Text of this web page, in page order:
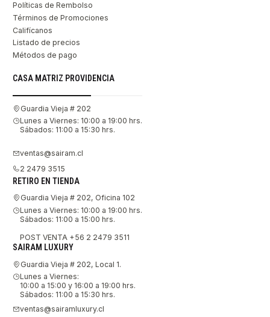
Políticas de Rembolso
Términos de Promociones
Califícanos
Listado de precios
Métodos de pago
CASA MATRIZ PROVIDENCIA
Guardia Vieja # 202
Lunes a Viernes: 10:00 a 19:00 hrs.
Sábados: 11:00 a 15:30 hrs.
ventas@sairam.cl
2 2479 3515
RETIRO EN TIENDA
Guardia Vieja # 202, Oficina 102
Lunes a Viernes: 10:00 a 19:00 hrs.
Sábados: 11:00 a 15:00 hrs.
POST VENTA +56 2 2479 3511
SAIRAM LUXURY
Guardia Vieja # 202, Local 1.
Lunes a Viernes:
10:00 a 15:00 y 16:00 a 19:00 hrs.
Sábados: 11:00 a 15:30 hrs.
ventas@sairamluxury.cl